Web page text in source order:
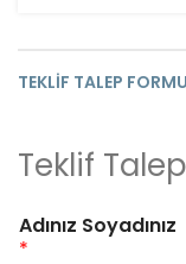
TEKLIF TALEP FORMU
Teklif
Adınız Soyadınız
*